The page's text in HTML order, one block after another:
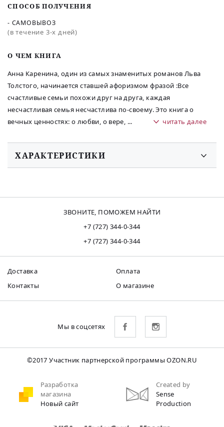
O ЧЕМ КНИГА
Анна Каренина, один из самых знаменитых романов Льва
Толстого, начинается ставшей афоризмом фразой :Все
счастливые семьи похожи друг на друга, каждая
несчастливая семья несчастлива по-своему. Это книга о
вечных ценностях: о любви, о вере, ... читать далее
СПОСОБ ПОЛУЧЕНИЯ
- САМОВЫВОЗ
(в течение 3-х дней)
ХАРАКТЕРИСТИКИ
ЗВОНИТЕ, ПОМОЖЕМ НАЙТИ
+7 (727) 344-0-344
+7 (727) 344-0-344
Доставка
Оплата
Контакты
О магазине
Мы в соцсетях
©2017 Участник партнерской программы OZON.RU
Разработка
магазина
Новый сайт
Created by
Sense
Production